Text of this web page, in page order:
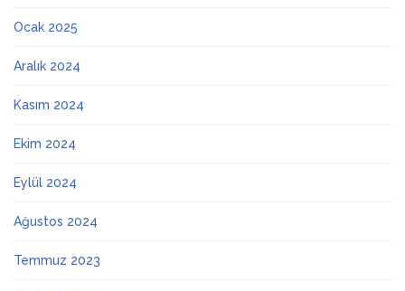
Ocak 2025
Aralık 2024
Kasım 2024
Ekim 2024
Eylül 2024
Ağustos 2024
Temmuz 2023